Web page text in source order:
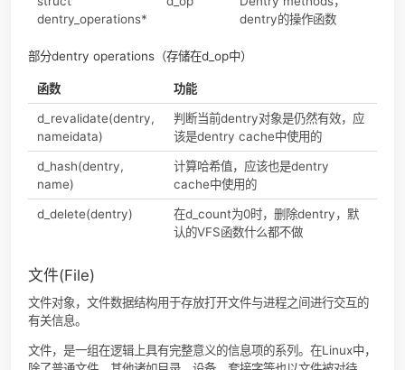
系。一个文件系统中的dentry对象都被放在一个Hash散列表
同时不再使用的dentry对象被放到超级块指向的一个LRU链表
在某个时间点会删除比较老的对象以释放内存。 [2]
当目录被读入内存，VFS就会把目录转换成基于dentry数据结
一个目录项对象，也就是dentry结构体定义的一个目录项，超
里记录了挂在了目录的信息，进程查找路径的时候，对路径名
的每个目录，VFS都创建一个这样的对象。
目录项的作用
dentry数据结构用于将inode（表示文件）和目录项（表示文
径）关联起来。inode中是没有文件路径的，所以需要dentry
不需要考虑该dentry是否需要更新。
内核在进行路径查找的时候会为每一级都建立一个dentry，比
如/home/damon/cppfile/test.cpp。就需要建立5个dentry
一个是根目录/，第二个是home,第5个是test.cpp）。